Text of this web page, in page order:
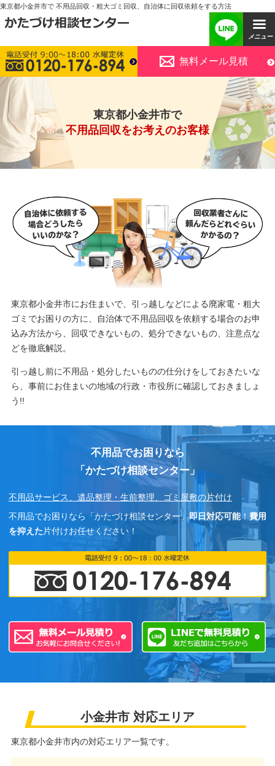
東京都小金井市で 不用品回収・粗大ゴミ回収、自治体に回収依頼をする方法
無料メール見積
東京都小金井市で
不用品回収をお考えのお客様
東京都小金井市にお住まいで、引っ越しなどによる廃家電・粗大
ゴミでお困りの方に、自治体で不用品回収を依頼する場合のお申
込み方法から、回収できないもの、処分できないもの、注意点な
どを徹底解説。
引っ越し前に不用品・処分したいものの仕分けをしておきたいな
ら、事前にお住まいの地域の行政・市役所に確認しておきましょ
う!!
不用品でお困りなら
「かたづけ相談センター」
不用品サービス、遺品整理・生前整理、ゴミ屋敷の片付け
不用品でお困りなら「かたづけ相談センター」即日対応可能！ 費用
を抑えた片付けお任せください！
小金井市 対応エリア
東京都小金井市内の対応エリア一覧です。